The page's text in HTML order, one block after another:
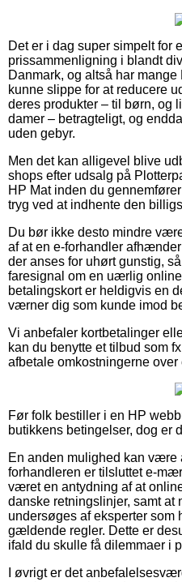
Det er i dag super simpelt for
prissammenligning i blandt
Danmark, og altså har
kunne slippe for at reducere
deres produkter – til børn, og
damer – betragteligt, og
uden gebyr.
Men det kan alligevel blive
shops efter udsalg på
HP Mat inden du
tryg ved at indhente den
Du bør ikke desto mindre
af at en e-forhandler
der anses for uhørt gunstig,
faresignal om en uærlig
betalingskort er heldigvis en
værner dig som kunde imod
Vi anbefaler kortbetalinger
kan du benytte et tilbud som
afbetale omkostningerne
Før folk bestiller i en HP
butikkens betingelser, dog er
En anden mulighed kan være
forhandleren er tilsluttet e-
været en antydning af at
danske retningslinjer, samt at
undersøges af eksperter som
gældende regler. Dette er
ifald du skulle få dilemmaer i
I øvrigt er det